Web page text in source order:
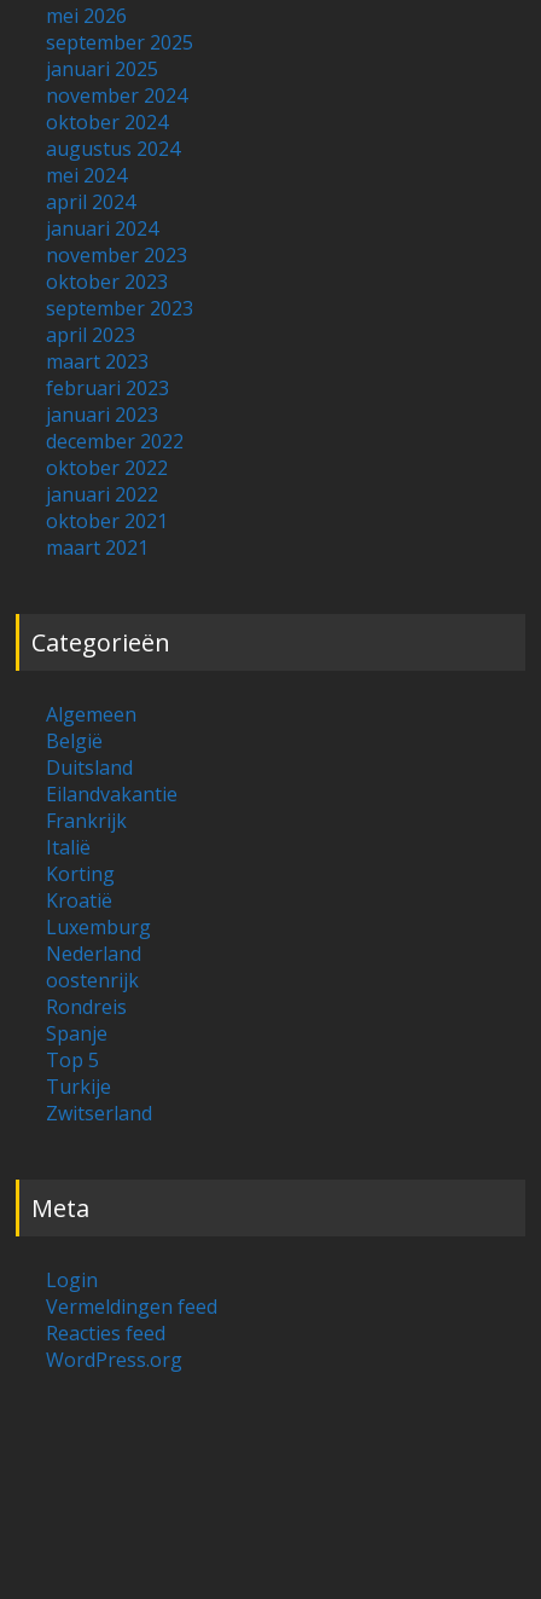
mei 2026
september 2025
januari 2025
november 2024
oktober 2024
augustus 2024
mei 2024
april 2024
januari 2024
november 2023
oktober 2023
september 2023
april 2023
maart 2023
februari 2023
januari 2023
december 2022
oktober 2022
januari 2022
oktober 2021
maart 2021
Categorieën
Algemeen
België
Duitsland
Eilandvakantie
Frankrijk
Italië
Korting
Kroatië
Luxemburg
Nederland
oostenrijk
Rondreis
Spanje
Top 5
Turkije
Zwitserland
Meta
Login
Vermeldingen feed
Reacties feed
WordPress.org